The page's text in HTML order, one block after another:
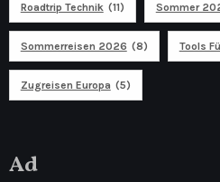
Roadtrip Technik (11) Sommer
Sommerreisen 2026 (8) Tools
Zugreisen Europa (5)
Ad